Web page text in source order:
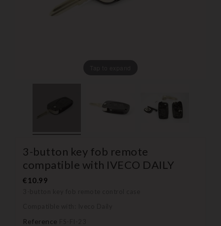
3-button key fob remote
compatible with IVECO DAILY
€10.99
Reference